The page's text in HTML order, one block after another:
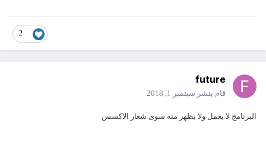
2
future
قام بنشر سبتمبر 1, 2018
البرنامج لا يعمل ولا يظهر منه سوى شعار الاكسس